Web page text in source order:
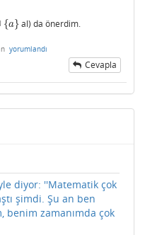
{a}al) da önerdim.
yorumlandı
Cevapla
diyor: ''Matematik çok
şimdi. Şu an ben
benim zamanımda çok